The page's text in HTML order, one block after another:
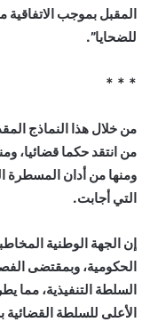
المقبل بموجب
للضحايا”.
* * *
من خلال هذا النماذج
من انتقد حكما قضائيا،
ومنها من أدان المسطرة
التي أجابت.
إن الجهة الوطنية
السلطة التنفيذية،
الأعلى للسلطة القضائية